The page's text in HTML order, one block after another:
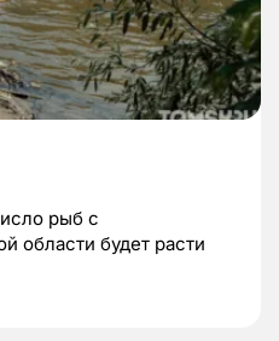
рыб с
области будет расти